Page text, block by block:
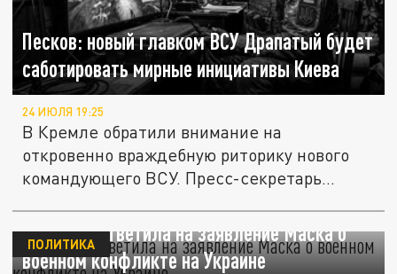
Песков: новый главком ВСУ Драпатый будет
саботировать мирные инициативы Киева
24 ИЮЛЯ 19:25
В Кремле обратили внимание на
откровенно враждебную риторику нового
командующего ВСУ. Пресс-секретарь...
Захарова ответила на заявление Маска о
военном конфликте на Украине
ПОЛИТИКА